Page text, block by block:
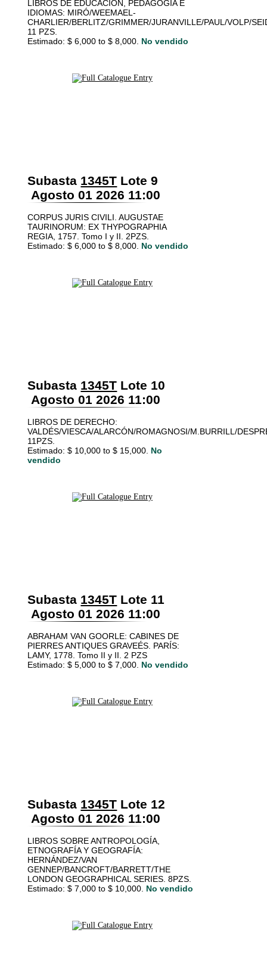
LIBROS DE EDUCACIÓN, PEDAGOGÍA E
IDIOMAS: MIRÓ/WEEMAEL-
CHARLIER/BERLITZ/GRIMMER/JURANVILLE/PAUL/VOLP/
11 PZS.
Estimado: $ 6,000 to $ 8,000. No vendido
Subasta 1345T Lote 9
Agosto 01 2026 11:00
CORPUS JURIS CIVILI. AUGUSTAE
TAURINORUM: EX THYPOGRAPHIA
REGIA, 1757. Tomo I y II. 2PZS.
Estimado: $ 6,000 to $ 8,000. No vendido
Subasta 1345T Lote 10
Agosto 01 2026 11:00
LIBROS DE DERECHO:
VALDÉS/VIESCA/ALARCÓN/ROMAGNOSI/M.BURRILL/
11PZS.
Estimado: $ 10,000 to $ 15,000. No
vendido
Subasta 1345T Lote 11
Agosto 01 2026 11:00
ABRAHAM VAN GOORLE: CABINES DE
PIERRES ANTIQUES GRAVEÉS. PARÍS:
LAMY, 1778. Tomo II y II. 2 PZS
Estimado: $ 5,000 to $ 7,000. No vendido
Subasta 1345T Lote 12
Agosto 01 2026 11:00
LIBROS SOBRE ANTROPOLOGÍA,
ETNOGRAFÍA Y GEOGRAFÍA:
HERNÁNDEZ/VAN
GENNEP/BANCROFT/BARRETT/THE
LONDON GEOGRAPHICAL SERIES. 8PZS.
Estimado: $ 7,000 to $ 10,000. No vendido